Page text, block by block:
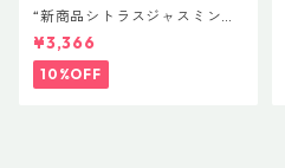
“新商品シトラスジャスミン入
荷” N. ポリッシュオイル NE
T.150ml 定価3400円（税込37
40円）
¥3,366
10%OFF